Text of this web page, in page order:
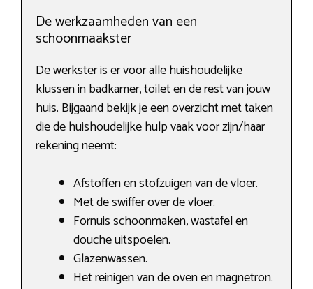
De werkzaamheden van een
schoonmaakster
De werkster is er voor alle huishoudelijke
klussen in badkamer, toilet en de rest van jouw
huis. Bijgaand bekijk je een overzicht met taken
die de huishoudelijke hulp vaak voor zijn/haar
rekening neemt:
Afstoffen en stofzuigen van de vloer.
Met de swiffer over de vloer.
Fornuis schoonmaken, wastafel en
douche uitspoelen.
Glazenwassen.
Het reinigen van de oven en magnetron.